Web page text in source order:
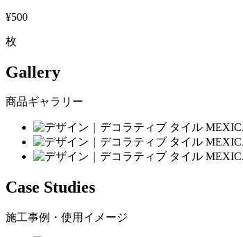
¥500
枚
Gallery
商品ギャラリー
Case Studies
施工事例・使用イメージ